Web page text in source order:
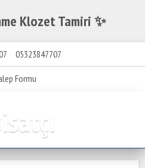
Klozet Tamiri ✨
05323847707
Formu